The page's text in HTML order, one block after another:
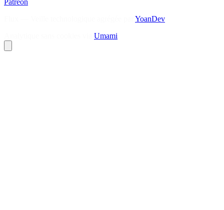
Patreon
YoanDev
Umami